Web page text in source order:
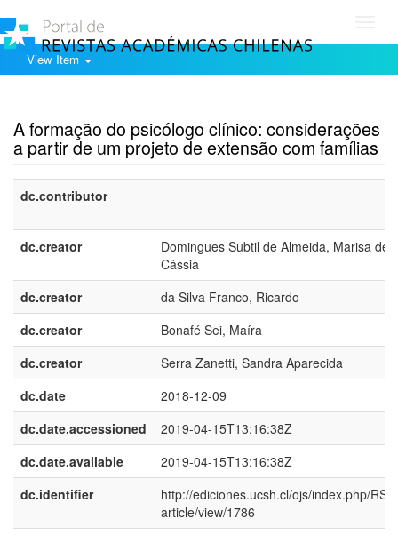
View Item
A formação do psicólogo clínico: considerações
a partir de um projeto de extensão com famílias
dc.contributor
dc.creator
Domingues Subtil de Almeida, Marisa de
Cássia
dc.creator
da Silva Franco, Ricardo
dc.creator
Bonafé Sei, Maíra
dc.creator
Serra Zanetti, Sandra Aparecida
dc.date
2018-12-09
dc.date.accessioned
2019-04-15T13:16:38Z
dc.date.available
2019-04-15T13:16:38Z
dc.identifier
http://ediciones.ucsh.cl/ojs/index.php/
article/view/1786